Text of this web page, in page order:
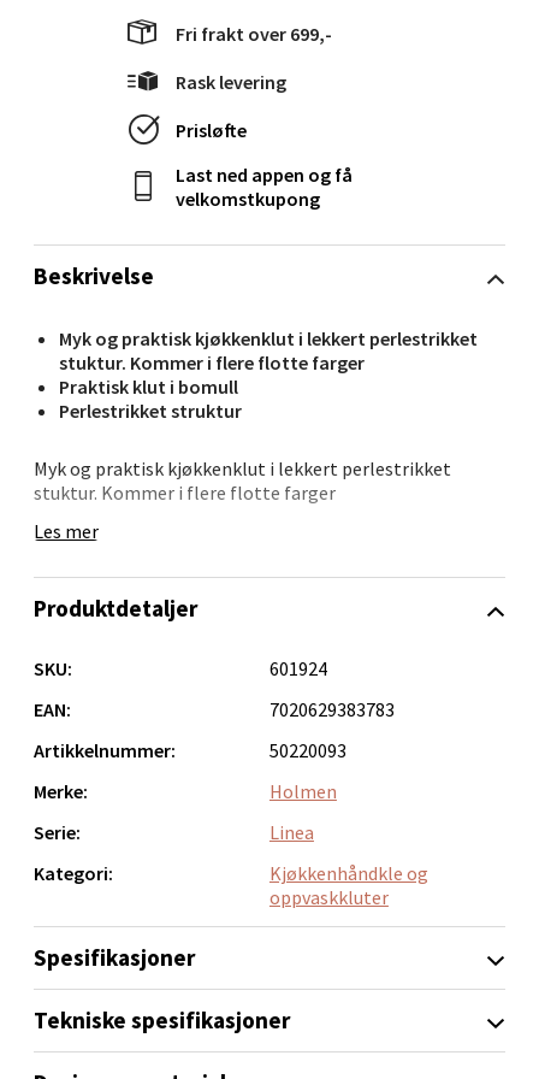
Beskrivelse
Myk og praktisk kjøkkenklut i lekkert perlestrikket
stuktur. Kommer i flere flotte farger
Praktisk klut i bomull
Perlestrikket struktur
Myk og praktisk kjøkkenklut i lekkert perlestrikket
stuktur. Kommer i flere flotte farger
Les mer
Fri frakt over 699,-
Rask levering
Prisløfte
Last ned appen og få
velkomstkupong
Produktdetaljer
SKU:
601924
EAN:
7020629383783
Artikkelnummer:
50220093
Merke:
Holmen
Serie:
Linea
Kategori:
Kjøkkenhåndkle og
oppvaskkluter
Spesifikasjoner
Tekniske spesifikasjoner
Åpent i dag 10-20
0 i butikk
Torget 1, 6413 Molde
Åpent i dag 10-20
Narvik - Thon Senter Malmporten
Bolagsgata 1, 8514 Narvik
Bergen - Oasen Senter
Folke Bernadottes vei 52, 5147 Fyllingsdalen